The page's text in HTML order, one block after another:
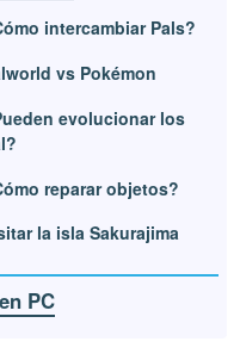
intercambiar Pals?
vs Pokémon
evolucionar los
reparar objetos?
la isla Sakurajima
PC